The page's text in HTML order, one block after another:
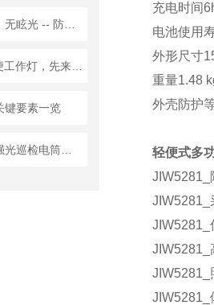
键要素一览
充电时间
电池使用
外形尺寸
重量1.48
外壳防护
轻便式多
JIW5281_
JIW5281_
JIW5281_
JIW5281_
JIW5281_
JIW5281_